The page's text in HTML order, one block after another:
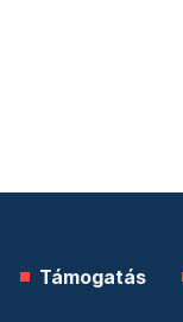
Támogatás